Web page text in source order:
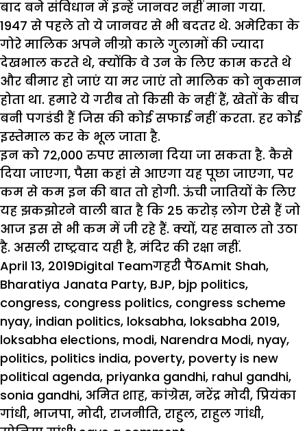
बाद बने संविधान में इन्हें जानवर नहीं माना गया.
1947 से पहले तो ये जानवर से भी बदतर थे. अमेरिका के
गोरे मालिक अपने नीग्रो काले गुलामों की ज्यादा
देखभाल करते थे, क्योंकि वे उन के लिए काम करते थे
और बीमार हो जाएं या मर जाएं तो मालिक को नुकसान
होता था. हमारे ये गरीब तो किसी के नहीं हैं, खेतों के बीच
बनी पगडंडी हैं जिस की कोई सफाई नहीं करता. हर कोई
इस्तेमाल कर के भूल जाता है.
इन को 72,000 रुपए सालाना दिया जा सकता है. कैसे
दिया जाएगा, पैसा कहां से आएगा यह पूछा जाएगा, पर
कम से कम इन की बात तो होगी. ऊंची जातियों के लिए
यह झकझोरने वाली बात है कि 25 करोड़ लोग ऐसे हैं जो
आज इस से भी कम में जी रहे हैं. क्यों, यह सवाल तो उठा
है. असली राष्ट्रवाद यही है, मंदिर की रक्षा नहीं.
Posted
on
April 13, 2019Author
Digital TeamCategories
गहरी पैठTags
Amit Shah,
Bharatiya Janata Party, BJP, bjp politics,
congress, congress politics, congress scheme
nyay, indian politics, loksabha, loksabha 2019,
loksabha elections, modi, Narendra Modi, nyay,
politics, politics india, poverty, poverty is new
political agenda, priyanka gandhi, rahul gandhi,
sonia gandhi, अमित शाह, कांग्रेस, नरेंद्र मोदी, प्रियंका
गांधी, भाजपा, मोदी, राजनीति, राहुल, राहुल गांधी,